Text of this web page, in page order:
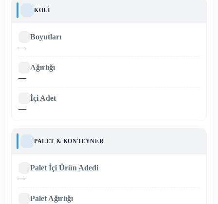
KOLI
Boyutları
—
Ağırlığı
—
İçi Adet
—
PALET & KONTEYNER
Palet İçi Ürün Adedi
—
Palet Ağırlığı